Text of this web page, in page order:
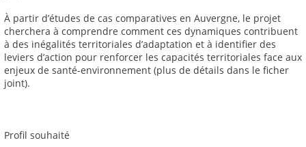
À partir d’études de cas comparatives en Auvergne, le projet
cherchera à comprendre comment ces dynamiques contribuent
à des inégalités territoriales d’adaptation et à identifier des
leviers d’action pour renforcer les capacités territoriales face aux
enjeux de santé-environnement (plus de détails dans le ficher
joint).
Profil souhaité